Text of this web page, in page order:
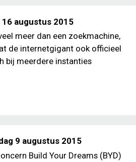
16 augustus 2015
meer dan een zoekmachine,
de internetgigant ook officieel
bij meerdere instanties
9 augustus 2015
Build Your Dreams (BYD)